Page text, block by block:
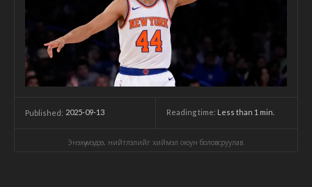
Published: 2025-09-13 Reading time: Less than 1 min.
Энэхүү мэдээ, нийтлэлийг хиймэл оюун боловсруулав.